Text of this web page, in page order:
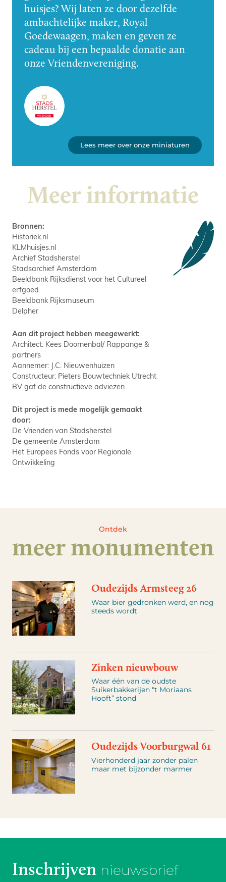
huisjes? Wij laten ze door dezelfde
ambachtelijke maker, Royal
Goedewaagen, maken en geven ze
cadeau bij een bepaalde donatie aan
onze Vriendenvereniging.
Lees meer over onze miniaturen
Meer informatie
Bronnen:
Historiek.nl
KLMhuisjes.nl
Archief Stadsherstel
Stadsarchief Amsterdam
Beeldbank Rijksdienst voor het Cultureel
erfgoed
Beeldbank Rijksmuseum
Delpher
Aan dit project hebben meegewerkt:
Architect: Kees Doornenbal/ Rappange &
partners
Aannemer: J.C. Nieuwenhuizen
Constructeur: Pieters Bouwtechniek Utrecht
BV gaf de constructieve adviezen.
Dit project is mede mogelijk gemaakt
door:
De Vrienden van Stadsherstel
De gemeente Amsterdam
Het Europees Fonds voor Regionale
Ontwikkeling
Ontdek
meer monumenten
Oudezijds Armsteeg 26
Waar bier gedronken werd, en nog
steeds wordt
Zinken nieuwbouw
Waar één van de oudste
Suikerbakkerijen “t Moriaans
Hooft” stond
Oudezijds Voorburgwal 61
Vierhonderd jaar zonder palen
maar met bijzonder marmer
Inschrijven nieuwsbrief